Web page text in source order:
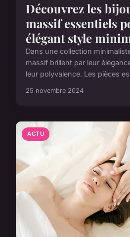
Découvrez les
massif essentiels
élégant style
Dans une collection
massif brillent par leur
leur polyvalence. Les pièces
25 novembre 2024
ACTU